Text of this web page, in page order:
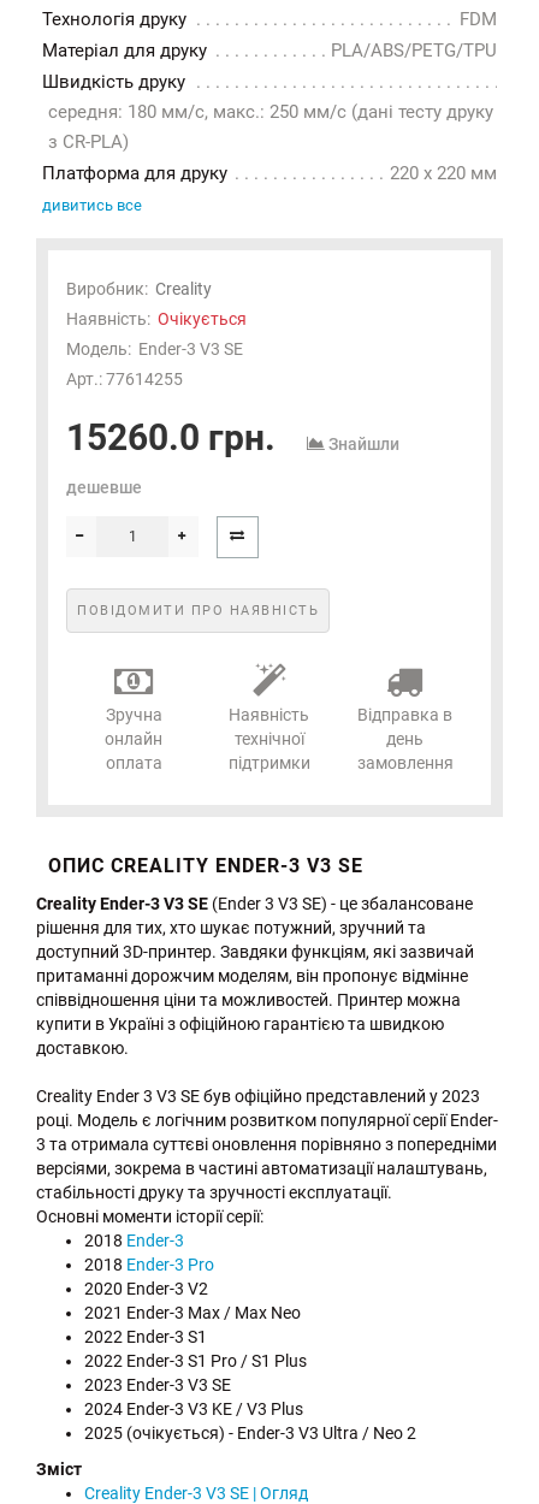
Технологія друку
FDM
Матеріал для друку
PLA/ABS/PETG/TPU
Швидкість друку
середня: 180 мм/с, макс.: 250 мм/с (дані тесту друку
з CR-PLA)
Платформа для друку
220 x 220 мм
дивитись все
Виробник: Creality
Наявність: Очікується
Модель: Ender-3 V3 SE
Арт.: 77614255
15260.0 грн. Знайшли
дешевше
ПОВІДОМИТИ ПРО НАЯВНІСТЬ
Зручна
онлайн
оплата
Наявність
технічної
підтримки
Відправка в
день
замовлення
ОПИС CREALITY ENDER-3 V3 SE
Creality Ender-3 V3 SE (Ender 3 V3 SE) - це збалансоване
рішення для тих, хто шукає потужний, зручний та
доступний 3D-принтер. Завдяки функціям, які зазвичай
притаманні дорожчим моделям, він пропонує відмінне
співвідношення ціни та можливостей. Принтер можна
купити в Україні з офіційною гарантією та швидкою
доставкою.
Creality Ender 3 V3 SE був офіційно представлений у 2023
році. Модель є логічним розвитком популярної серії Ender-
3 та отримала суттєві оновлення порівняно з попередніми
версіями, зокрема в частині автоматизації налаштувань,
стабільності друку та зручності експлуатації.
Основні моменти історії серії:
2018 Ender-3
2018 Ender-3 Pro
2020 Ender-3 V2
2021 Ender-3 Max / Max Neo
2022 Ender-3 S1
2022 Ender-3 S1 Pro / S1 Plus
2023 Ender-3 V3 SE
2024 Ender-3 V3 KE / V3 Plus
2025 (очікується) - Ender-3 V3 Ultra / Neo 2
Зміст
Creality Ender-3 V3 SE | Огляд